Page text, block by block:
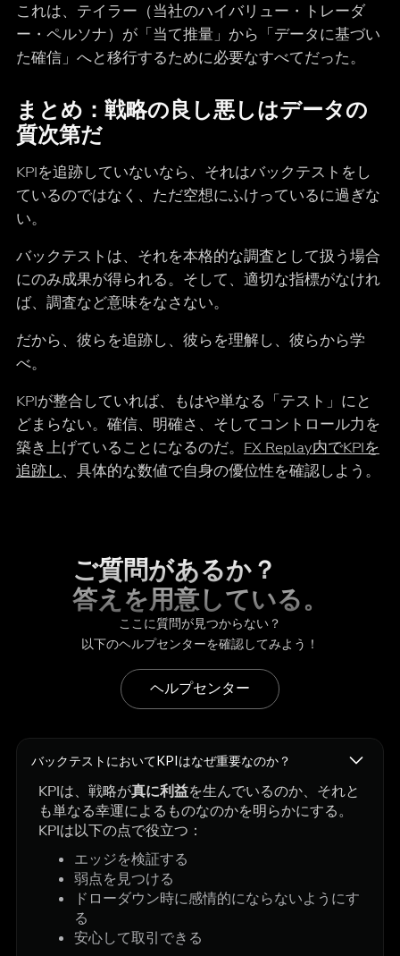
これは、テイラー（当社のハイバリュー・トレーダ
ー・ペルソナ）が「当て推量」から「データに基づい
た確信」へと移行するために必要なすべてだった。
まとめ：戦略の良し悪しはデータの
質次第だ
KPIを追跡していないなら、それはバックテストをし
ているのではなく、ただ空想にふけっているに過ぎな
い。
バックテストは、それを本格的な調査として扱う場合
にのみ成果が得られる。そして、適切な指標がなけれ
ば、調査など意味をなさない。
だから、彼らを追跡し、彼らを理解し、彼らから学
べ。
KPIが整合していれば、もはや単なる「テスト」にと
どまらない。確信、明確さ、そしてコントロール力を
築き上げていることになるのだ。 FX Replay内でKPIを
追跡し、具体的な数値で自身の優位性を確認しよう。
ご質問があるか？
答えを用意している。
ここに質問が見つからない？
以下のヘルプセンターを確認してみよう！
ヘルプセンター
バックテストにおいてKPIはなぜ重要なのか？
KPIは、戦略が真に利益を生んでいるのか、それと
も単なる幸運によるものなのかを明らかにする。
KPIは以下の点で役立つ：
エッジを検証する
弱点を見つける
ドローダウン時に感情的にならないようにす
る
安心して取引できる